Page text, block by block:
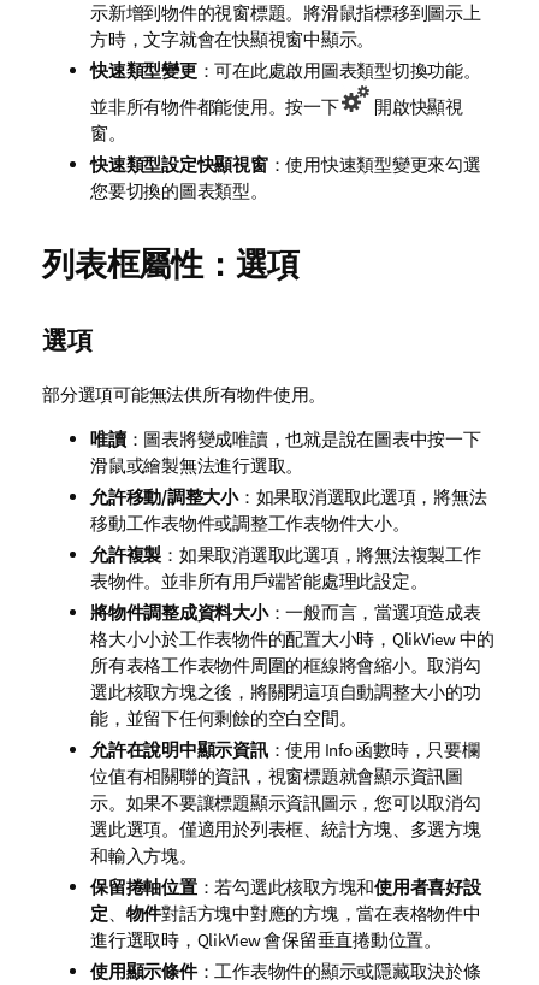
示新增到物件的視窗標題。將滑鼠指標移到圖示上
方時，文字就會在快顯視窗中顯示。
快速類型變更：可在此處啟用圖表類型切換功能。
並非所有物件都能使用。按一下
開啟快顯視
窗。
快速類型設定快顯視窗：使用快速類型變更來勾選
您要切換的圖表類型。
列表框屬性：選項
選項
部分選項可能無法供所有物件使用。
唯讀：圖表將變成唯讀，也就是說在圖表中按一下
滑鼠或繪製無法進行選取。
允許移動/調整大小：如果取消選取此選項，將無法
移動工作表物件或調整工作表物件大小。
允許複製 ：如果取消選取此選項，將無法複製工作
表物件。並非所有用戶端皆能處理此設定。
將物件調整成資料大小：一般而言，當選項造成表
格大小小於工作表物件的配置大小時，QlikView 中的
所有表格工作表物件周圍的框線將會縮小。取消勾
選此核取方塊之後，將關閉這項自動調整大小的功
能，並留下任何剩餘的空白空間。
允許在說明中顯示資訊：使用 Info 函數時，只要欄
位值有相關聯的資訊，視窗標題就會顯示資訊圖
示。如果不要讓標題顯示資訊圖示，您可以取消勾
選此選項。僅適用於列表框、統計方塊、多選方塊
和輸入方塊。
保留捲軸位置：若勾選此核取方塊和使用者喜好設
定、 物件對話方塊中對應的方塊，當在表格物件中
進行選取時，QlikView 會保留垂直捲動位置。
使用顯示條件：工作表物件的顯示或隱藏取決於條